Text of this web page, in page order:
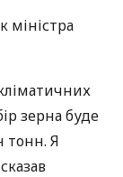
міністра
зерна буде
тонн. Я